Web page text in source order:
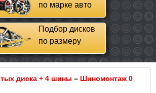
по марке авто
Подбор дисков
по размеру
диска + 4 шины = Шиномонтаж 0